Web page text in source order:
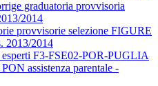
graduatoria provvisoria
2014
provvisorie selezione FIGURE
2013/2014
F3-FSE02-POR-PUGLIA
assistenza parentale -